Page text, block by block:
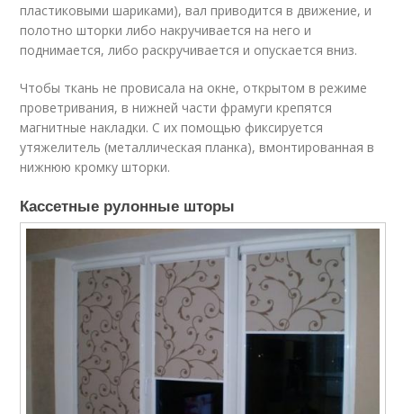
пластиковыми шариками), вал приводится в движение, и
полотно шторки либо накручивается на него и
поднимается, либо раскручивается и опускается вниз.
Чтобы ткань не провисала на окне, открытом в режиме
проветривания, в нижней части фрамуги крепятся
магнитные накладки. С их помощью фиксируется
утяжелитель (металлическая планка), вмонтированная в
нижнюю кромку шторки.
Кассетные рулонные шторы